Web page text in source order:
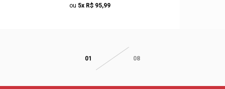
ou 5x R$ 95,99
01 08